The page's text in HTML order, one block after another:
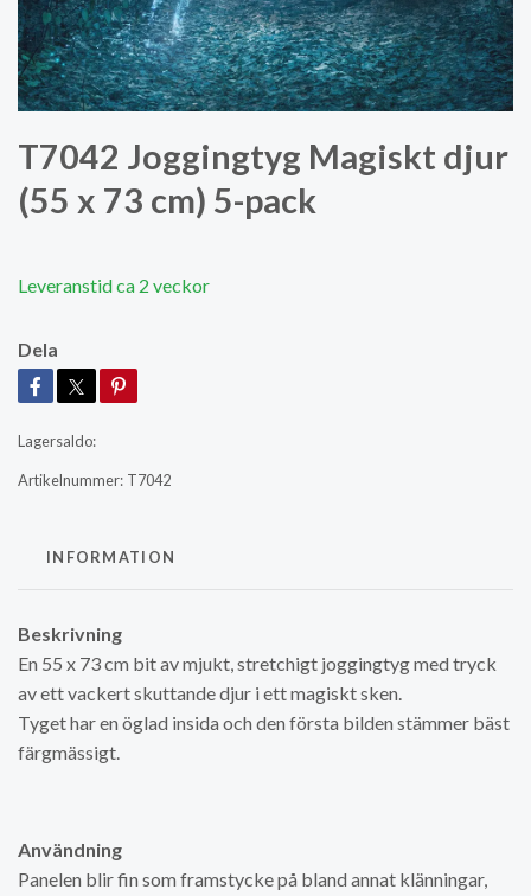
T7042 Joggingtyg Magiskt djur
(55 x 73 cm) 5-pack
Leveranstid ca 2 veckor
Dela
Lagersaldo:
Artikelnummer: T7042
INFORMATION
Beskrivning
En 55 x 73 cm bit av mjukt, stretchigt joggingtyg med tryck
av ett vackert skuttande djur i ett magiskt sken.
Tyget har en öglad insida och den första bilden stämmer bäst
färgmässigt.
Användning
Panelen blir fin som framstycke på bland annat klänningar,